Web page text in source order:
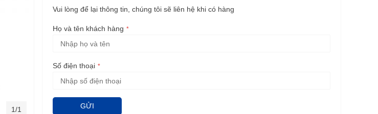
Vui lòng để lại thông tin, chúng tôi sẽ liên hệ khi có hàng
Họ và tên khách hàng
Số điện thoại
GỬI
1/1